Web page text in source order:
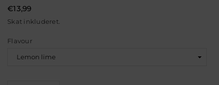
Normal
pris
€13,99
Skat inkluderet.
Flavour